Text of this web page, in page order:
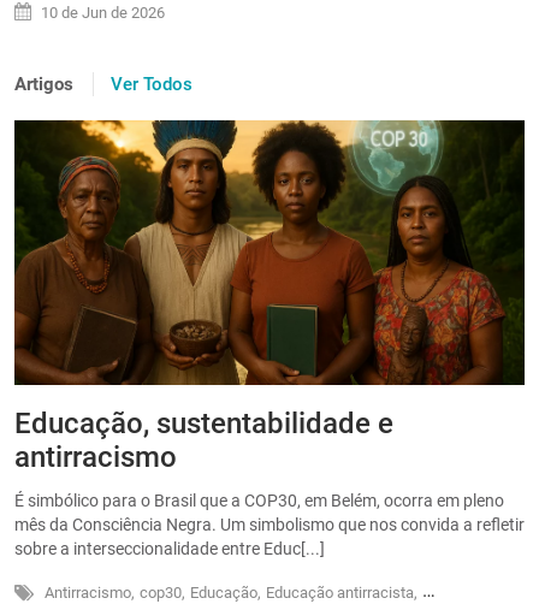
10 de Jun de 2026
Artigos Ver Todos
Educação, sustentabilidade e
antirracismo
É simbólico para o Brasil que a COP30, em Belém, ocorra em pleno
mês da Consciência Negra. Um simbolismo que nos convida a refletir
sobre a interseccionalidade entre Educ[...]
Antirracismo, cop30, Educação, Educação antirracista, Sustentabilidade